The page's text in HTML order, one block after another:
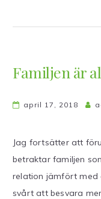
Familjen är
april 17, 2018
Jag fortsätter att
betraktar familjen
relation jämfört med
svårt att besvara